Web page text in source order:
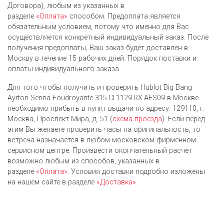
Договора), любым из указанных в
разделе «Оплата» способом. Предоплата является
обязательным условием, потому что именно для Вас
осуществляется конкретный индивидуальный заказ. После
получения предоплаты, Ваш заказ будет доставлен в
Москву в течение 15 рабочих дней. Порядок поставки и
оплаты индивидуального заказа.
Для того чтобы получить и проверить Hublot Big Bang
Ayrton Senna Foudroyante 315.CI.1129.RX.AES09 в Москве
необходимо прибыть в пункт выдачи по адресу: 129110, г.
Москва, Проспект Мира, д. 51 (схема проезда). Если перед
этим Вы желаете проверить часы на оригинальность, то
встреча назначается в любом московском фирменном
сервисном центре. Произвести окончательный расчет
возможно любым из cпособов, указанных в
разделе «Оплата». Условия доставки подробно изложены
на нашем сайте в разделе «Доставка».